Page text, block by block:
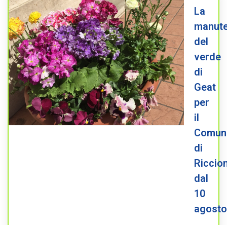
La
del
verde
di
Geat
per
il
di
dal
10
agosto